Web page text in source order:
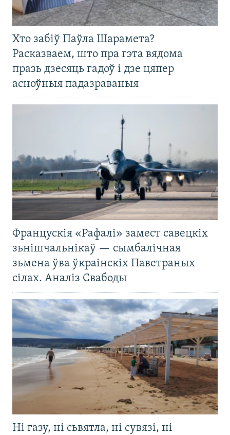
Хто забіў Паўла Шарамета?
Расказваем, што пра гэта вядома
празь дзесяць гадоў і дзе цяпер
асноўныя падазраваныя
Францускія «Рафалі» замест савецкіх
зьнішчальнікаў — сымбалічная
зьмена ўва ўкраінскіх Паветраных
сілах. Аналіз Свабоды
Ні газу, ні сьвятла, ні сувязі, ні